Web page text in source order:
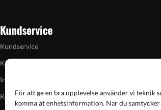
För att ge en bra upplevelse använder vi teknik
komma åt enhetsinformation. När du
Kundservice
Kundservice
Köpvillkor
Integritetspolicy
Returpolicy